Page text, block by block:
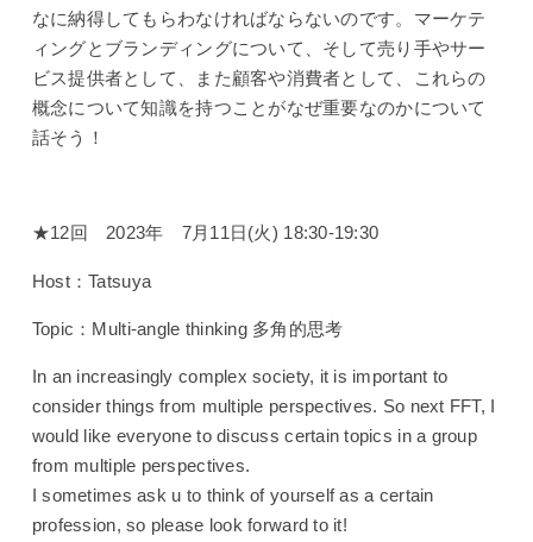
なに納得してもらわなければならないのです。マーケテ
ィングとブランディングについて、そして売り手やサー
ビス提供者として、また顧客や消費者として、これらの
概念について知識を持つことがなぜ重要なのかについて
話そう！
★12回 2023年 7月11日(火) 18:30-19:30
Host：Tatsuya
Topic：Multi-angle thinking 多角的思考
In an increasingly complex society, it is important to
consider things from multiple perspectives. So next FFT, I
would like everyone to discuss certain topics in a group
from multiple perspectives.
I sometimes ask u to think of yourself as a certain
profession, so please look forward to it!